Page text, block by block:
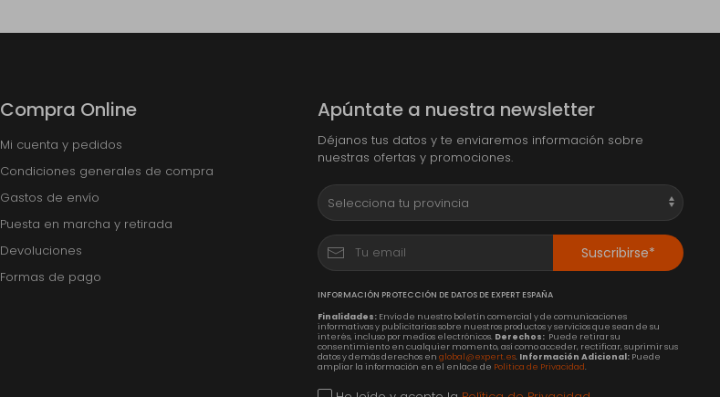
Compra Online
Mi cuenta y pedidos
Condiciones generales de compra
Gastos de envío
Puesta en marcha y retirada
Devoluciones
Formas de pago
Apúntate a nuestra newsletter
Déjanos tus datos y te enviaremos información sobre
nuestras ofertas y promociones.
Suscribirse*
INFORMACIÓN PROTECCIÓN DE DATOS DE EXPERT ESPAÑA
Finalidades:Envío de nuestro boletín comercial y de comunicaciones
informativas y publicitarias sobre nuestros productos y servicios que sean de su
interés, incluso por medios electrónicos. Derechos:Puede retirar su
consentimiento en cualquier momento, así como acceder, rectificar, suprimir sus
datos y demás derechos en global@expert.es. Información Adicional:Puede
ampliar la información en el enlace de Política de Privacidad.